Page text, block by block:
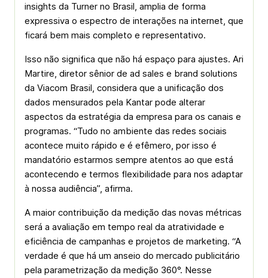
insights da Turner no Brasil, amplia de forma
expressiva o espectro de interações na internet, que
ficará bem mais completo e representativo.
Isso não significa que não há espaço para ajustes. Ari
Martire, diretor sênior de ad sales e brand solutions
da Viacom Brasil, considera que a unificação dos
dados mensurados pela Kantar pode alterar
aspectos da estratégia da empresa para os canais e
programas. “Tudo no ambiente das redes sociais
acontece muito rápido e é efêmero, por isso é
mandatório estarmos sempre atentos ao que está
acontecendo e termos flexibilidade para nos adaptar
à nossa audiência”, afirma.
A maior contribuição da medição das novas métricas
será a avaliação em tempo real da atratividade e
eficiência de campanhas e projetos de marketing. “A
verdade é que há um anseio do mercado publicitário
pela parametrização da medição 360°. Nesse